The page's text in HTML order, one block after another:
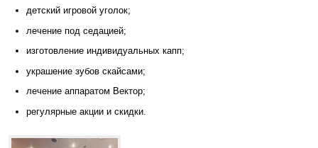
детский игровой уголок;
лечение под седацией;
изготовление индивидуальных капп;
украшение зубов скайсами;
лечение аппаратом Вектор;
регулярные акции и скидки.